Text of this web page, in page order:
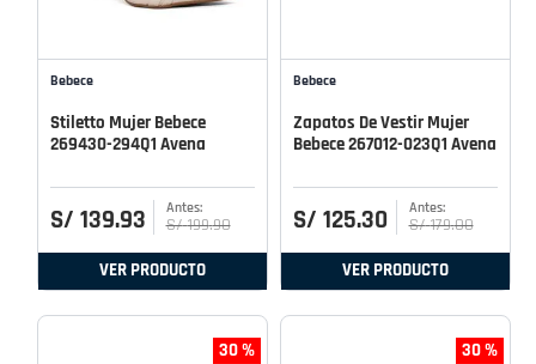
Bebece
Stiletto Mujer Bebece
269430-294Q1 Avena
S/ 139.93 S/ 199.90
VER PRODUCTO
Bebece
Zapatos De Vestir Mujer
Bebece 267012-023Q1 Avena
S/ 125.30 S/ 179.00
VER PRODUCTO
30 % 30 %